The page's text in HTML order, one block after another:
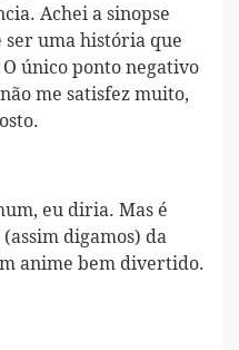
Achei a sinopse
uma história que
único ponto negativo
me satisfez muito,
eu diria. Mas é
digamos) da
anime bem divertido.